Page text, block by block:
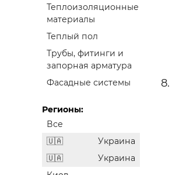
Теплоизоляционные
материалы
Теплый пол
Трубы, фитинги и
запорная арматура
Фасадные системы
Регионы:
Все
Украина
Украина